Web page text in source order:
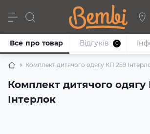
Дівчата Хлопці Немовлята
Комплект дитячого одягу КП 259
Комплект дитячого одягу
Інтерлок
Все про товар Відгуків 0